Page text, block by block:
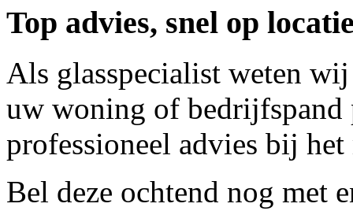
Top advies, snel op
Als glasspecialist weten
uw woning of bedrijfspand
professioneel advies bij
Bel deze ochtend nog met